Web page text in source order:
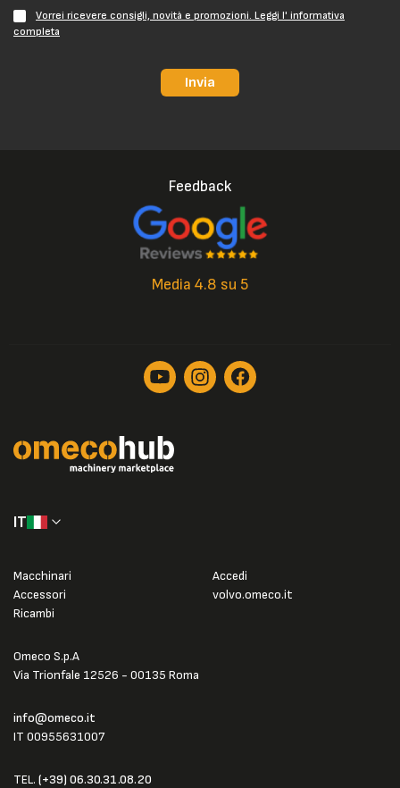
Vorrei ricevere consigli, novità e promozioni. Leggi l' informativa
completa
Invia
Feedback
Media 4.8 su 5
IT
Omeco S.p.A
Via Trionfale 12526 - 00135 Roma
info@omeco.it
IT 00955631007
TEL. (+39) 06.30.31.08.20
Macchinari
Accessori
Ricambi
Accedi
volvo.omeco.it